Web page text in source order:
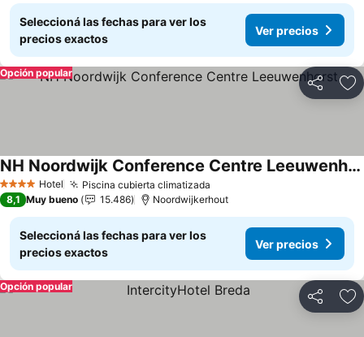
Seleccioná las fechas para ver los
precios exactos
Ver precios
Compartir
Opción popular
4 EstrellasHotel Piscina cubierta climatizada
NH Noordwijk Conference Centre Leeuwenhorst
8,1 Muy bueno 15.486 Noordwijkerhout
Seleccioná las fechas para ver los
precios exactos
Ver precios
Compartir
Opción popular